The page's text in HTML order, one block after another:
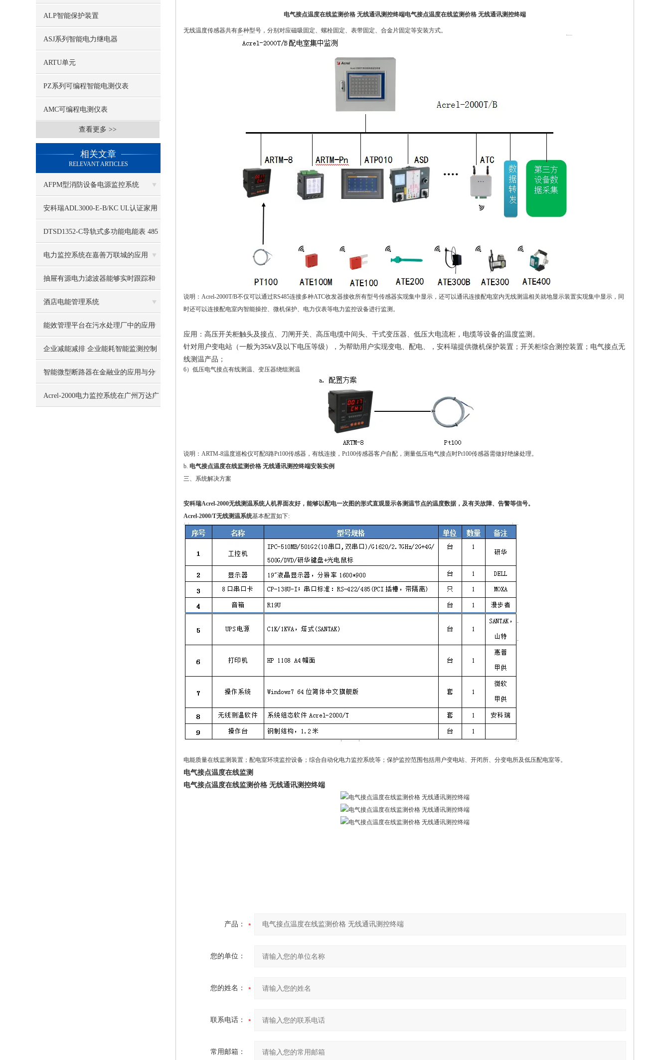
ALP智能保护装置
ASJ系列智能电力继电器
ARTU单元
PZ系列可编程智能电测仪表
AMC可编程电测仪表
查看更多 >>
相关文章
RELEVANT ARTICLES
AFPM型消防设备电源监控系统
安科瑞ADL3000-E-B/KC UL认证家用
储能多功能表
DTSD1352-C导轨式多功能电能表 485
远程通讯
电力监控系统在嘉善万联城的应用
抽屉有源电力滤波器能够实时跟踪和
补偿变化的谐波和无功功率
酒店电能管理系统
能效管理平台在污水处理厂中的应用
企业减能减排 企业能耗智能监测控制
系统
智能微型断路器在金融业的应用与分
析
Acrel-2000电力监控系统在广州万达广
电气接点温度在线监测价格 无线通讯测控终端电气接点温度在线监测价格 无线通讯测控终端
无线温度传感器共有多种型号，分别对应磁吸固定、螺栓固定、表带固定、合金片固定等安装方式。
说明： Acrel-2000T/B不仅可以通过RS485连接多种ATC收发器接收所有型号传感器实现集中显示， 还可以通讯连接配电室内无线测温相关就地显示装置实现集中显示 ，同
时还可以连接配电室内智能操控、微机保护、电力仪表等电力监控设备进行监测 。
应用：高压开关柜触头及接点、刀闸开关、高压电缆中间头、干式变压器、低压大电流柜，电缆等设备的温度监测。
针对用户变电站（一般为35kV及以下电压等级），为帮助用户实现变电、配电、，安科瑞提供微机保护装置；开关柜综合测控装置；电气接点无
线测温产品；
6）低压电气接点有线测温、变压器绕组测温
说明：ARTM-8温度巡检仪可配8路Pt100传感器，有线连接，Pt100传感器客户自配， 测量低压电气接点时Pt100传感器需做好绝缘处理。
b. 电气接点温度在线监测价格 无线通讯测控终端安装实例
三、系统解决方案
安科瑞Acrel-2000无线测温系统人机界面友好，能够以配电一次图的形式直观显示各测温节点的温度数据，及有关故障、告警等信号。
Acrel-2000/T无线测温系统基本配置如下:
电能质量在线监测装置；配电室环境监控设备；综合自动化电力监控系统等；保护监控范围包括用户变电站、开闭所、分变电所及低压配电室等。
电气接点温度在线监测
电气接点温度在线监测价格 无线通讯测控终端
产品：
您的单位：
您的姓名：
联系电话：
常用邮箱：